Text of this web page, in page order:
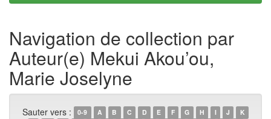
Navigation de collection par
Auteur(e) Mekui Akou’ou,
Marie Joselyne
Sauter vers : 0-9 A B C D E F G H I J
K